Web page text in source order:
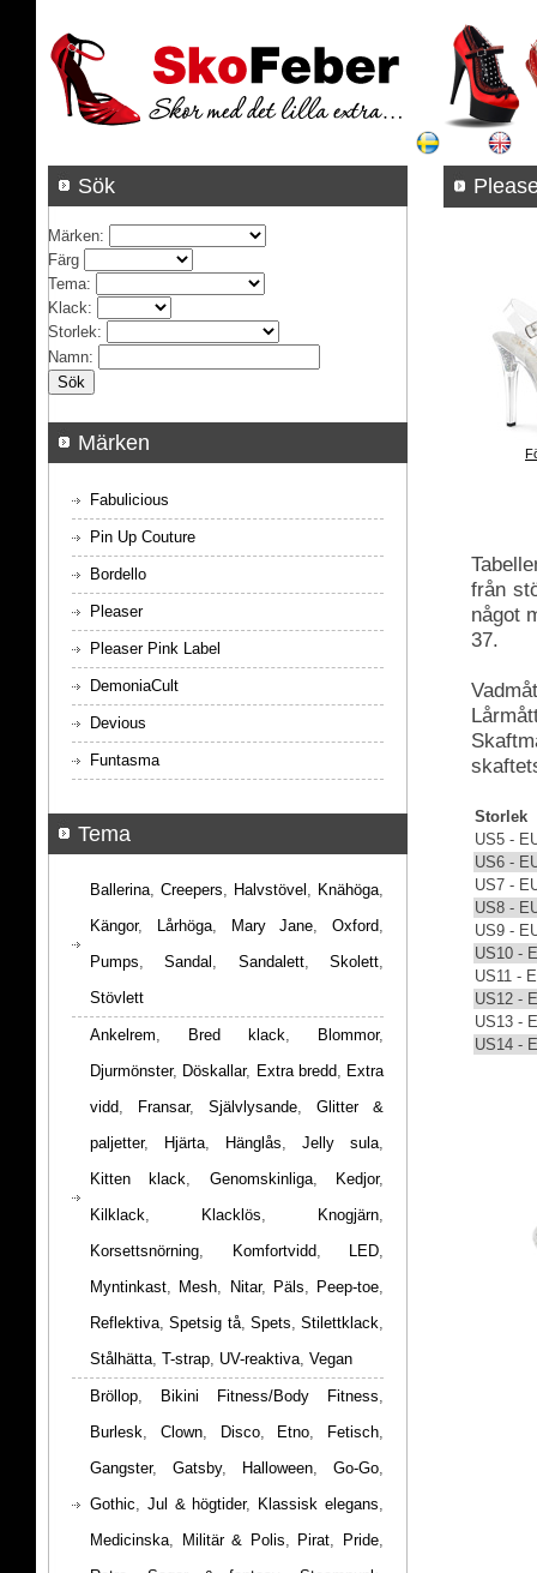
från
något
37.
Storlek
US5 -
US6 -
US7 -
US8 -
US9 -
US10 -
US11 -
US12 -
US13 -
US14 -
Sök
Märken:
Färg
Tema:
Klack:
Storlek:
Namn:
Märken
Fabulicious
Pin Up Couture
Bordello
Pleaser
Pleaser Pink Label
DemoniaCult
Devious
Funtasma
Tema
Ballerina, Creepers, Halvstövel , Knähöga,
Kängor, Lårhöga, Mary Jane, Oxford,
Pumps,Sandal , Sandalett,Skolett,
Stövlett
Ankelrem, Bred klack, Blommor,
Djurmönster, Döskallar, Extra bredd, Extra
vidd, Fransar, Självlysande, Glitter &
paljetter, Hjärta, Hänglås, Jelly sula,
Kitten klack, Genomskinliga, Kedjor,
Kilklack, Klacklös, Knogjärn,
Korsettsnörning, Komfortvidd, LED,
Myntinkast, Mesh, Nitar, Päls, Peep-toe,
Reflektiva,Spetsig tå, Spets, Stilettklack,
Stålhätta, T-strap, UV-reaktiva, Vegan
Bröllop, Bikini Fitness/Body Fitness,
Burlesk, Clown, Disco, Etno, Fetisch,
Gangster, Gatsby, Halloween, Go-Go,
Gothic, Jul & högtider, Klassisk elegans,
Medicinska, Militär & Polis, Pirat, Pride,